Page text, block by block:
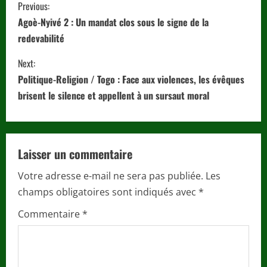
o
n
t
i
n
u
e
R
e
Previous:
Agoè-Nyivé 2 : Un mandat clos sous le signe de la
redevabilité
Next:
Politique-Religion / Togo : Face aux violences, les évêques
brisent le silence et appellent à un sursaut moral
Laisser un commentaire
Votre adresse e-mail ne sera pas publiée. Les
champs obligatoires sont indiqués avec *
Commentaire*